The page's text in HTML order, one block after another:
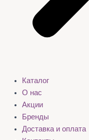
Каталог
О нас
Акции
Бренды
Доставка и оплата